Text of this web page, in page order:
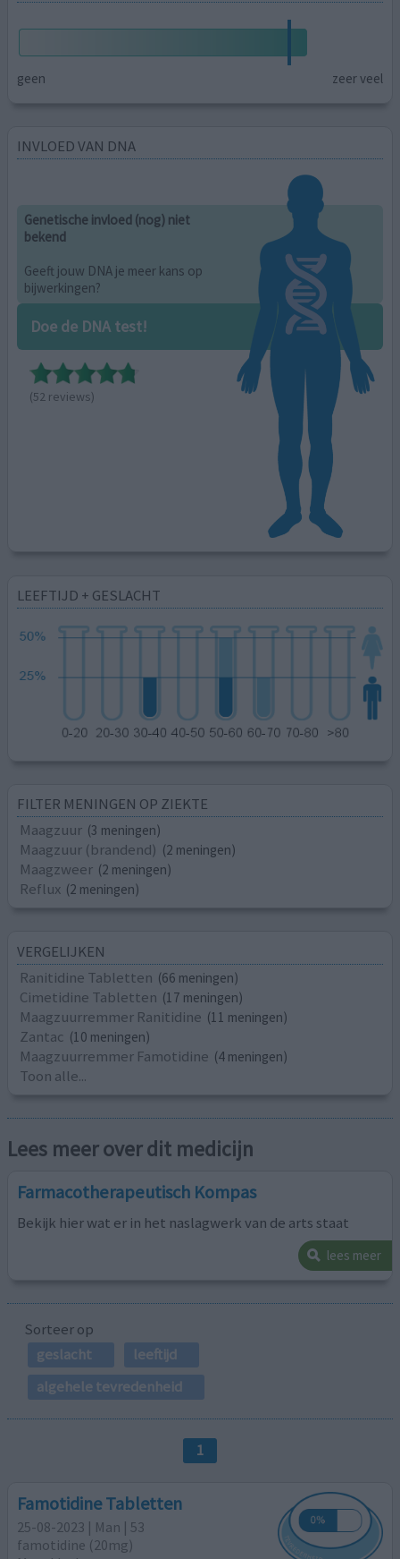
geen zeer veel
INVLOED VAN DNA
Genetische invloed (nog) niet
bekend
Geeft jouw DNA je meer kans op
bijwerkingen?
Doe de DNA test!
(52 reviews)
LEEFTIJD + GESLACHT
FILTER MENINGEN OP ZIEKTE
Maagzuur (3 meningen)
Maagzuur (brandend) (2 meningen)
Maagzweer (2 meningen)
Reflux (2 meningen)
VERGELIJKEN
Ranitidine Tabletten (66 meningen)
Cimetidine Tabletten (17 meningen)
Maagzuurremmer Ranitidine (11 meningen)
Zantac (10 meningen)
Maagzuurremmer Famotidine (4 meningen)
Toon alle...
Lees meer over dit medicijn
Farmacotherapeutisch Kompas
Bekijk hier wat er in het naslagwerk van de arts staat
lees meer
Sorteer op
geslacht
leeftijd
algehele tevredenheid
1
Famotidine Tabletten
25-08-2023 | Man | 53
famotidine (20mg)